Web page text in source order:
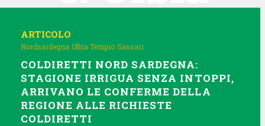
Tempio
ARTICOLO
Nordsardegna Olbia Tempio Sassari
COLDIRETTI NORD SARDEGNA:
STAGIONE IRRIGUA SENZA INTOPPI,
ARRIVANO LE CONFERME DELLA
REGIONE ALLE RICHIESTE
COLDIRETTI